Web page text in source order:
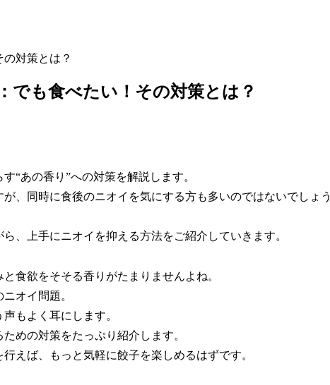
対策とは？
でも食べたい！その対策とは？
“あの香り”への対策を解説します。
、同時に食後のニオイを気にする方も多いのではないでしょう
、上手にニオイを抑える方法をご紹介していきます。
食欲をそそる香りがたまりませんよね。
オイ問題。
もよく耳にします。
めの対策をたっぷり紹介します。
えば、もっと気軽に餃子を楽しめるはずです。